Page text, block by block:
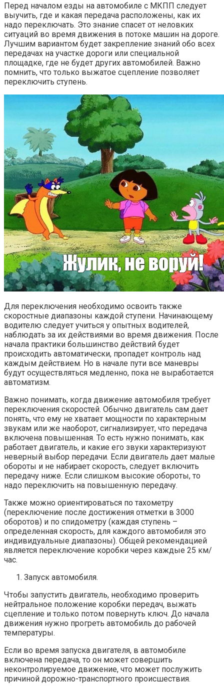
Перед началом езды на автомобиле с МКПП следует
выучить, где и какая передача расположены, как их
надо переключать. Это знание спасет от неловких
ситуаций во время движения в потоке машин на дороге.
Лучшим вариантом будет закрепление знаний обо всех
передачах на участке дороги или специальной
площадке, где не будет других автомобилей. Важно
помнить, что только выжатое сцепление позволяет
переключить ступень.
Для переключения необходимо освоить также
скоростные диапазоны каждой ступени. Начинающему
водителю следует учиться у опытных водителей,
наблюдать за их действиями во время движения. После
начала практики большинство действий будет
происходить автоматически, пропадет контроль над
каждым действием. Но в начале пути все маневры
будут осуществляться медленно, пока не выработается
автоматизм.
Важно понимать, когда движение автомобиля требует
переключения скоростей. Обычно двигатель сам дает
понять, что ему не хватает мощности по характерным
звукам или же наоборот, сигнализирует, что передача
включена повышенная. То есть нужно понимать, как
работает двигатель, и какие его звуки характеризуют
неверный выбор передачи. Если двигатель дает малые
обороты и не набирает скорость, следует включить
передачу ниже. Если слишком высокие обороты, то
надо переключить на повышенную передачу.
Также можно ориентироваться по тахометру
(переключение после достижения отметки в 3000
оборотов) и по спидометру (каждая ступень –
определенная скорость, для каждого автомобиля это
индивидуальные диапазоны). Общей рекомендацией
является переключение коробки через каждые 25 км/
час.
Запуск автомобиля.
Чтобы запустить двигатель, необходимо проверить
нейтральное положение коробки передач, выжать
сцепление и только потом повернуть ключ. До начала
движения нужно прогреть автомобиль до рабочей
температуры.
Если во время запуска двигателя, в автомобиле
включена передача, то он может совершить
неконтролируемое движение, что может послужить
причиной дорожно-транспортного происшествия.